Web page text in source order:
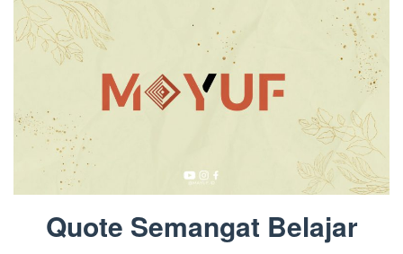
Quote Semangat Belajar